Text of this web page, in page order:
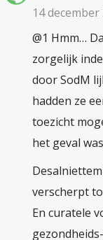
14 december
@1 Hmm…
zorgelijk
door SodM
hadden ze
toezicht
het geval
verscherpt
En curatele